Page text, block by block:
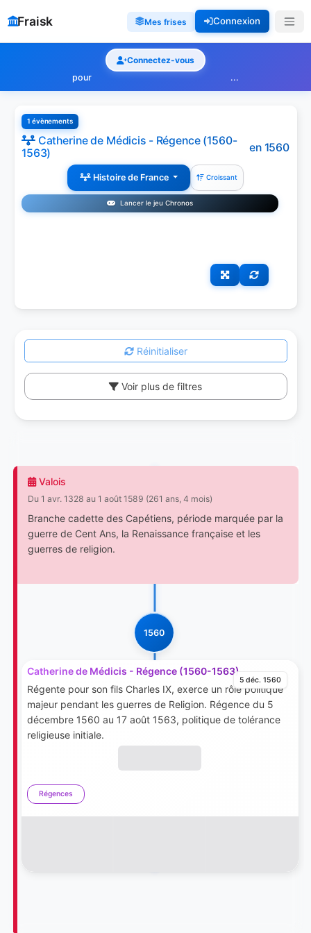
Fraisk Mes frises Connexion
Connectez-vous
pour
...
1 évènements
Catherine de Médicis - Régence (1560-
1563)
en 1560
Histoire de France Croissant
Lancer le jeu Chronos
Réinitialiser
Voir plus de filtres
Valois
Du 1 avr. 1328 au 1 août 1589 (261 ans, 4 mois)
Branche cadette des Capétiens, période marquée par la
guerre de Cent Ans, la Renaissance française et les
guerres de religion.
1560
5 déc. 1560
Catherine de Médicis - Régence (1560-1563)
Régente pour son fils Charles IX, exerce un rôle politique
majeur pendant les guerres de Religion. Régence du 5
décembre 1560 au 17 août 1563, politique de tolérance
religieuse initiale.
Régences